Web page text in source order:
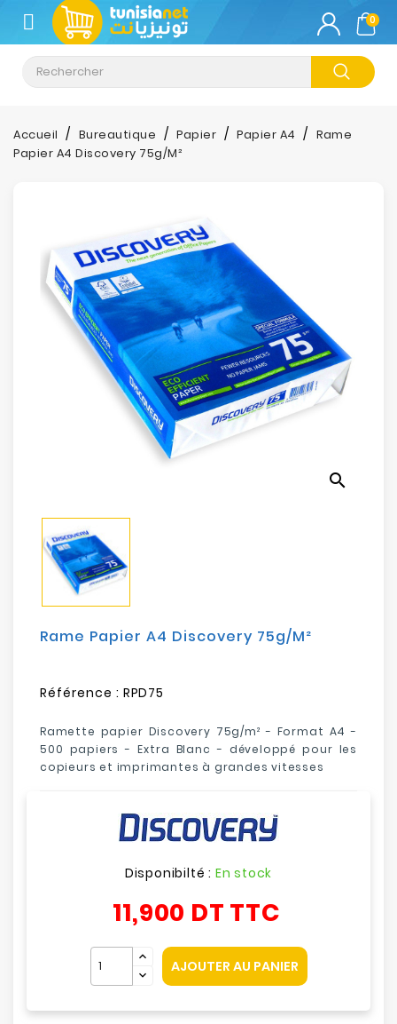
CATÉGORIE
Climatisation
Informatique
Impression
Stockage
Electroménager
Sécurité
Mobilités
0
Accueil Bureautique Papier Papier A4
Rame
Papier A4 Discovery 75g/m²
search
Rame Papier A4 Discovery 75g/m²
Référence : RPD75
Ramette papier Discovery 75g/m² - Format A4 -
500 papiers - Extra Blanc - développé pour les
copieurs et imprimantes à grandes vitesses
Disponibilté : En stock
11,900 DT TTC
AJOUTER AU PANIER